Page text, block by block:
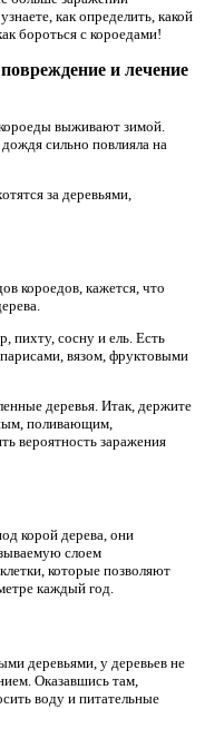
как определить, какой
бороться с короедами!
и лечение
выживают зимой.
сильно повлияла на
за деревьями,
короедов, кажется, что
пихту, сосну и ель. Есть
вязом, фруктовыми
деревья. Итак, держите
поливающим,
вероятность заражения
корой дерева, они
слоем
которые позволяют
каждый год.
деревьями, у деревьев не
Оказавшись там,
воду и питательные